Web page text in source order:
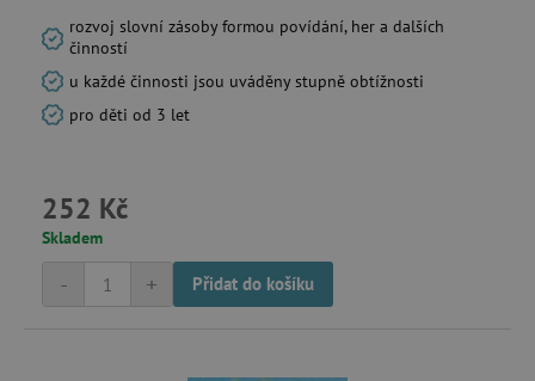
rozvoj slovní zásoby formou povídání, her a dalších
činností
u každé činnosti jsou uváděny stupně obtížnosti
pro děti od 3 let
252 Kč
Skladem
+
- Přidat do košíku